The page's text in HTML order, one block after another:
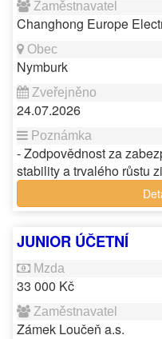
Changhong Europe
Nymburk
24.07.2026
- Zodpovědnost za
stability a trvalého růstu
JUNIOR ÚČETNÍ
33 000 Kč
Zámek Loučeň a.s.